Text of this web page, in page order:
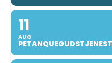
11
AUG